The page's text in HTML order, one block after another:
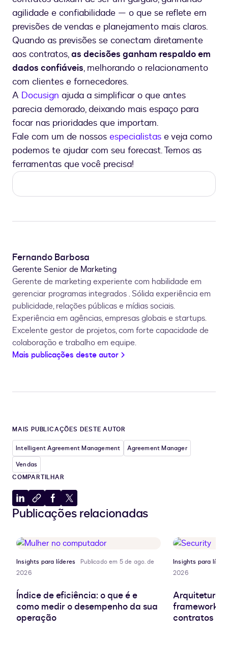
agilidade e confiabilidade — o que se reflete em
previsões de vendas e planejamento mais claros.
Quando as previsões se conectam diretamente
aos contratos,as decisões ganham respaldo em
dados confiáveis, melhorando o relacionamento
com clientes e fornecedores.
A Docusign ajuda a simplificar o que antes
parecia demorado, deixando mais espaço para
focar nas prioridades que importam.
Fale com um de nossos especialistas e veja como
podemos te ajudar com seu forecast. Temos as
ferramentas que você precisa!
Fernando Barbosa
Gerente Senior de Marketing
Gerente de marketing experiente com habilidade em
gerenciar programas integrados . Sólida experiência em
publicidade, relações públicas e mídias sociais.
Experiência em agências, empresas globais e startups.
Excelente gestor de projetos, com forte capacidade de
colaboração e trabalho em equipe.
Mais publicações deste autor
MAIS PUBLICAÇÕES DESTE AUTOR
Intelligent Agreement Management
Agreement Manager
Vendas
COMPARTILHAR
Compartilhar
no
Copiar
para
de
transferência
Compartilhar
no
Compartilhar
no
Publicações relacionadas
Insights para líderes
Publicado em 5 de ago. de
2026
Índice de eficiência: o que é e
como medir o desempenho da sua
operação
Insights para
2026
Arquitetura
frameworks
contratos